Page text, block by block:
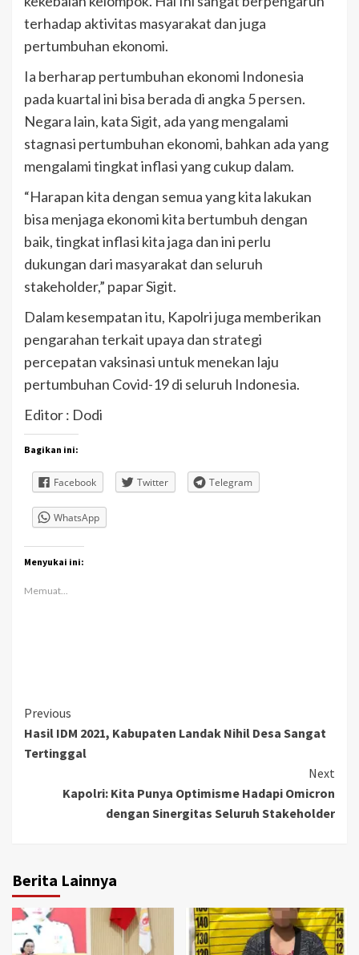
terhadap aktivitas masyarakat dan juga
pertumbuhan ekonomi.
Ia berharap pertumbuhan ekonomi Indonesia
pada kuartal ini bisa berada di angka 5 persen.
Negara lain, kata Sigit, ada yang mengalami
stagnasi pertumbuhan ekonomi, bahkan ada yang
mengalami tingkat inflasi yang cukup dalam.
“Harapan kita dengan semua yang kita lakukan
bisa menjaga ekonomi kita bertumbuh dengan
baik, tingkat inflasi kita jaga dan ini perlu
dukungan dari masyarakat dan seluruh
stakeholder,” papar Sigit.
Dalam kesempatan itu, Kapolri juga memberikan
pengarahan terkait upaya dan strategi
percepatan vaksinasi untuk menekan laju
pertumbuhan Covid-19 di seluruh Indonesia.
Editor : Dodi
Bagikan ini:
Facebook Twitter Telegram
WhatsApp
Menyukai ini:
Memuat...
Continue
Reading
Previous
Hasil IDM 2021, Kabupaten Landak Nihil Desa Sangat
Tertinggal
Next
Kapolri: Kita Punya Optimisme Hadapi Omicron
dengan Sinergitas Seluruh Stakeholder
Berita Lainnya